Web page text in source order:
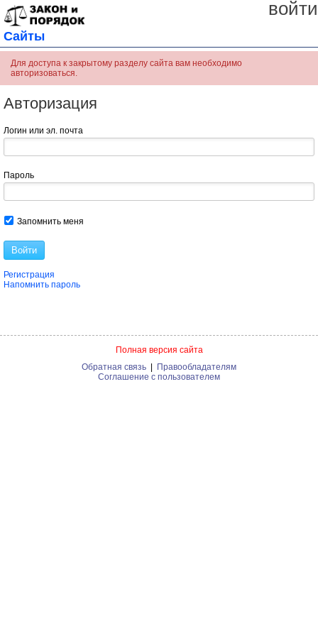
войти
Сайты
Для доступа к закрытому разделу сайта вам необходимо
авторизоваться.
Авторизация
Логин или эл. почта
Пароль
Запомнить меня
Войти
Регистрация
Напомнить пароль
Полная версия сайта
Обратная связь
Правообладателям
Соглашение с пользователем